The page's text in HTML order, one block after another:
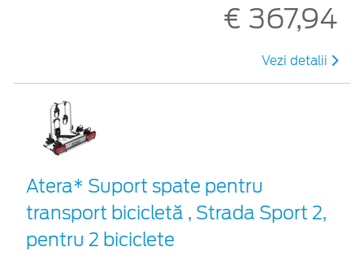
€ 367,94
Vezi detalii
Atera* Suport spate pentru
transport bicicletă , Strada Sport 2,
pentru 2 biciclete